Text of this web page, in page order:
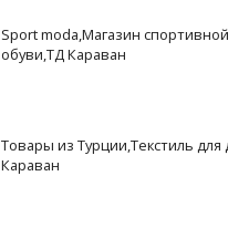
Sport moda,Магазин
обуви,ТД Караван
Товары из Турции,Текстиль для
Караван